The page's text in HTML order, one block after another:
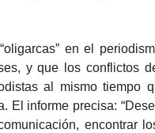
en el
y que los conflictos
al mismo tiempo
El informe precisa:
encontrar